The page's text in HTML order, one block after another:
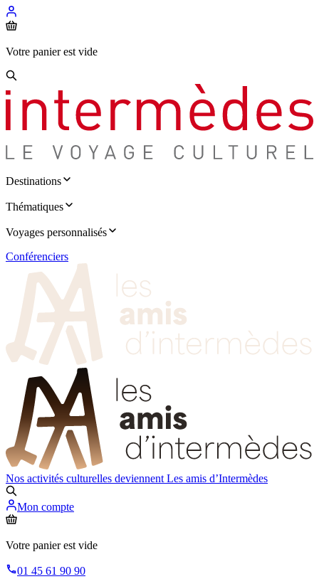
Votre panier est vide
Destinations
Thématiques
Voyages personnalisés
Conférenciers
Nos activités culturelles deviennent Les amis d’Intermèdes
Mon compte
Votre panier est vide
01 45 61 90 90